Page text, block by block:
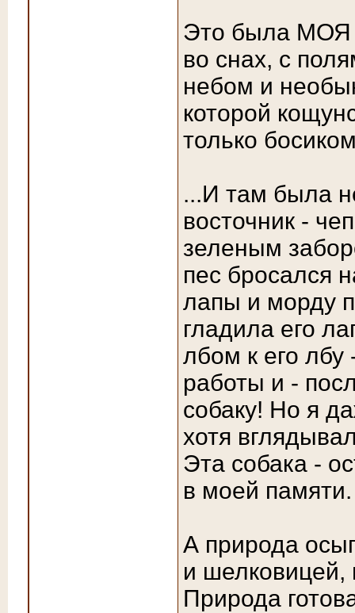
Это была МОЯ
во снах, с
небом и
которой
только
...И там была
восточник -
зеленым
пес бросался
лапы и морду
гладила его
лбом к его
работы и -
собаку! Но я
хотя
Эта собака -
в моей памяти.
А природа
и шелковицей,
Природа